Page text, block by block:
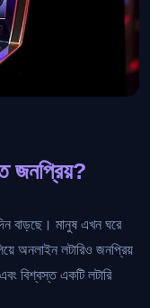
জনপ্রিয়?
দিন বাড়ছে। মানুষ এখন ঘরে
অনলাইন লটারিও জনপ্রিয়
বিশ্বস্ত একটি লটারি